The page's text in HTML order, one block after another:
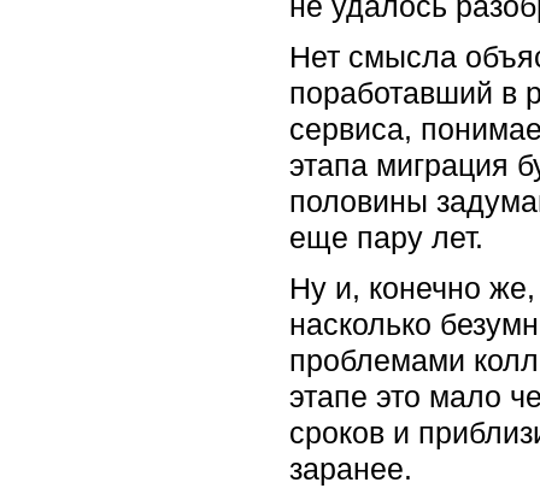
Нет смысла
поработавший в
сервиса,
этапа миграция
половины
еще пару лет.
Ну и, конечно
насколько
проблемами
этапе это мало
сроков и
заранее.